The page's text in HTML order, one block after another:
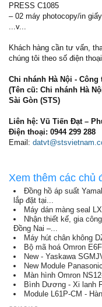
PRESS C1085
– 02 máy photocopy/in
...v...
Khách hàng cần tư vấn,
chúng tôi theo số điện
Chi nhánh Hà Nội - Công
(Tên cũ: Chi nhánh Hà
Sài Gòn (STS)
Liên hệ: Vũ Tiến Đạt –
Điện thoại: 0944 299 288
Email:
Xem thêm các chủ
Đồng hồ áp suất
lắp đặt tại...
Máy dán màng seal
Nhận thiết kế, gia
Đồng Nai –...
Máy hút chân không
Bộ mã hoá Omron
New - Yaskawa
New Module
Màn hình Omron
Bình Dương - Xi lanh
Module L61P-CM -